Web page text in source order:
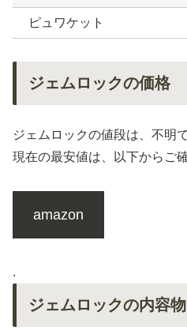
ピュワケット
ジェムロックの価格
ジェムロックの値段は、不明で
現在の最安値は、以下からご
amazon
.
ジェムロックの内容物